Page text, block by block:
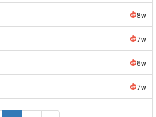
8w
7w
6w
7w